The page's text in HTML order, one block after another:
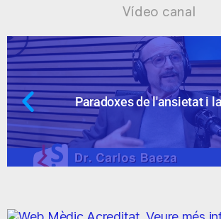
Vídeo canal
de l'ansietat i la por